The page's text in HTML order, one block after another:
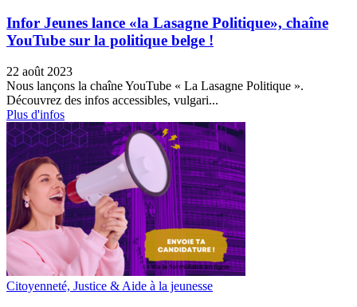
Infor Jeunes lance «la Lasagne Politique», chaîne
YouTube sur la politique belge !
22 août 2023
Nous lançons la chaîne YouTube « La Lasagne Politique ».
Découvrez des infos accessibles, vulgari...
Plus d'infos
Citoyenneté, Justice & Aide à la jeunesse